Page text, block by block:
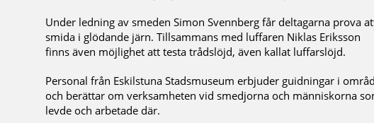
Under ledning av smeden Simon Svennberg får deltagarna prova
smida i glödande järn. Tillsammans med luffaren Niklas Eriksson
finns även möjlighet att testa trådslöjd, även kallat luffarslöjd.
Personal från Eskilstuna Stadsmuseum erbjuder guidningar i
och berättar om verksamheten vid smedjorna och människorna
levde och arbetade där.